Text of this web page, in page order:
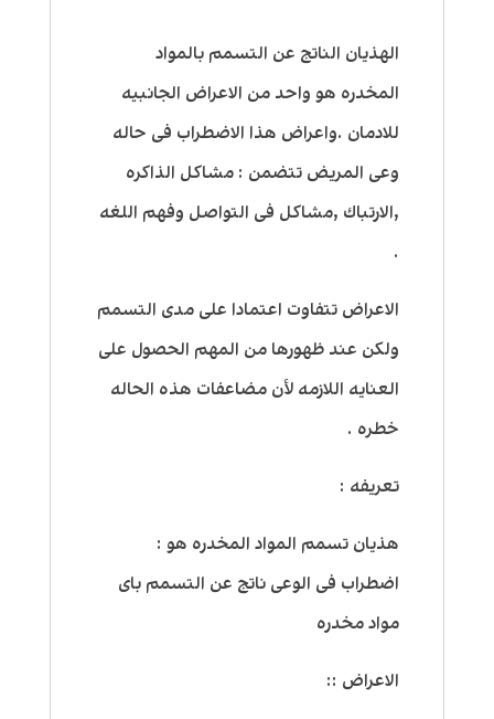
الهذيان الناتج عن التسمم بالمواد
المخدره هو واحد من الاعراض الجانبيه
للادمان .واعراض هذا الاضطراب فى حاله
وعى المريض تتضمن : مشاكل الذاكره
,الارتباك ,مشاكل فى التواصل وفهم اللغه
.
الاعراض تتفاوت اعتمادا على مدى التسمم
ولكن عند ظهورها من المهم الحصول على
العنايه اللازمه لأن مضاعفات هذه الحاله
خطره .
تعريفه :
هذيان تسمم المواد المخدره هو :
اضطراب فى الوعى ناتج عن التسمم باى
مواد مخدره
الاعراض ::